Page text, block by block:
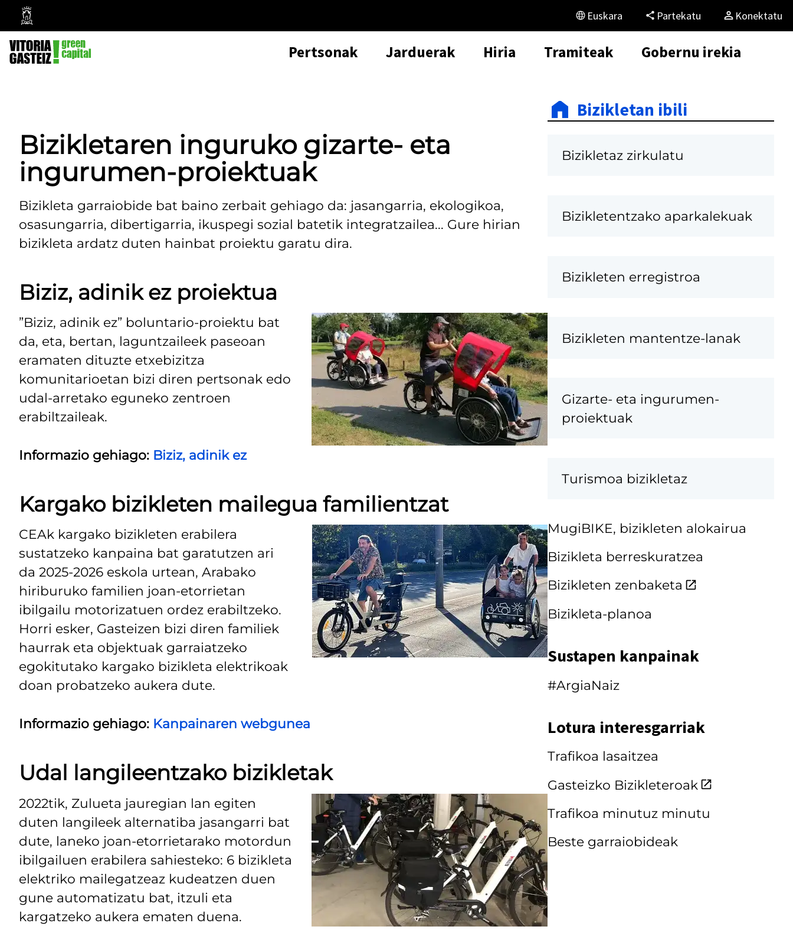
Vitoria-
Gasteizko
Udala
Euskara Partekatu Konektatu
Pertsonak Jarduerak Hiria Tramiteak Gobernu irekia
Bizikletaren inguruko gizarte- eta
ingurumen-proiektuak
Bizikleta garraiobide bat baino zerbait gehiago da: jasangarria, ekologikoa,
osasungarria, dibertigarria, ikuspegi sozial batetik integratzailea... Gure hirian
bizikleta ardatz duten hainbat proiektu garatu dira.
Biziz, adinik ez proiektua
”Biziz, adinik ez” boluntario-proiektu bat
da, eta, bertan, laguntzaileek paseoan
eramaten dituzte etxebizitza
komunitarioetan bizi diren pertsonak edo
udal-arretako eguneko zentroen
erabiltzaileak.
Informazio gehiago: Biziz, adinik ez
Kargako bizikleten mailegua familientzat
CEAk kargako bizikleten erabilera
sustatzeko kanpaina bat garatutzen ari
da 2025-2026 eskola urtean, Arabako
hiriburuko familien joan-etorrietan
ibilgailu motorizatuen ordez erabiltzeko.
Horri esker, Gasteizen bizi diren familiek
haurrak eta objektuak garraiatzeko
egokitutako kargako bizikleta elektrikoak
doan probatzeko aukera dute.
Informazio gehiago: Kanpainaren webgunea
Udal langileentzako bizikletak
2022tik, Zulueta jauregian lan egiten
duten langileek alternatiba jasangarri bat
dute, laneko joan-etorrietarako motordun
ibilgailuen erabilera sahiesteko: 6 bizikleta
elektriko mailegatzeaz kudeatzen duen
gune automatizatu bat, itzuli eta
kargatzeko aukera ematen duena.
Bizikletan ibili
Bizikletaz zirkulatu
Bizikletentzako aparkalekuak
Bizikleten erregistroa
Bizikleten mantentze-lanak
Gizarte- eta ingurumen-
proiektuak
Turismoa bizikletaz
MugiBIKE, bizikleten alokairua
Bizikleta berreskuratzea
Bizikleten zenbaketa
Bizikleta-planoa
Sustapen kanpainak
#ArgiaNaiz
Lotura interesgarriak
Trafikoa lasaitzea
Gasteizko Bizikleteroak
Trafikoa minutuz minutu
Beste garraiobideak